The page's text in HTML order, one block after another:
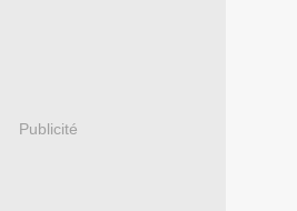
Publicité